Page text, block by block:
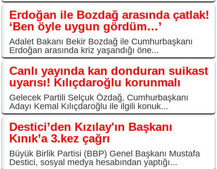
Erdoğan ile Bozdağ arasında çatlak!
‘Ben öyle uygun gördüm…’
Adalet Bakanı Bekir Bozdağ ile Cumhurbaşkanı
Erdoğan arasında kriz yaşandığı öne...
Canlı yayında kan donduran suikast
uyarısı! Kılıçdaroğlu korunmalı
Gelecek Partili Selçuk Özdağ, Cumhurbaşkanı
Adayı Kemal Kılıçdaroğlu ile ilgili konuk...
Destici’den Kızılay'ın Başkanı
Kınık’a 3.kez çağrı
Büyük Birlik Partisi (BBP) Genel Başkanı Mustafa
Destici, sosyal medya hesabından yaptığı...